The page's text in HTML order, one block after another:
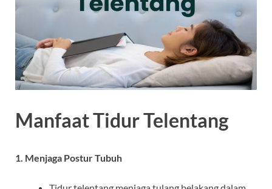
Manfaat Tidur Telentang
1. Menjaga Postur Tubuh